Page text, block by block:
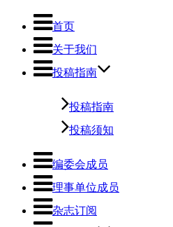
首页
关于我们
投稿指南
投稿指南
投稿须知
编委会成员
理事单位成员
杂志订阅